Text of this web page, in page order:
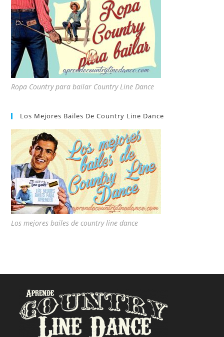
Ropa Country para bailar Country Line Dance
Los Mejores Bailes De Country Line Dance
Los mejores bailes de country line dance